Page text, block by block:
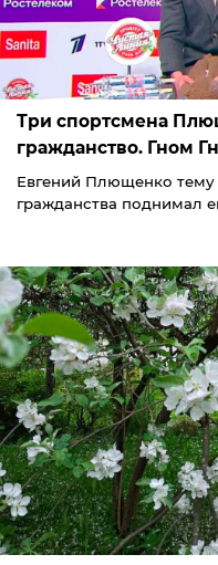
Три спортсмена
гражданство. Гном
Евгений Плющенко
гражданства поднимал